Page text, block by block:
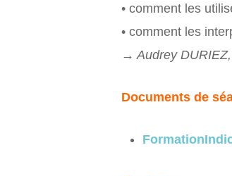
• comment les
• comment les
→ Audrey
Documents de